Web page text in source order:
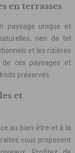
en terrasses
paysage unique et
rien de tel
et les rizières
de ces paysages et
préservés.
et
au bien-être et à la
vous proposent